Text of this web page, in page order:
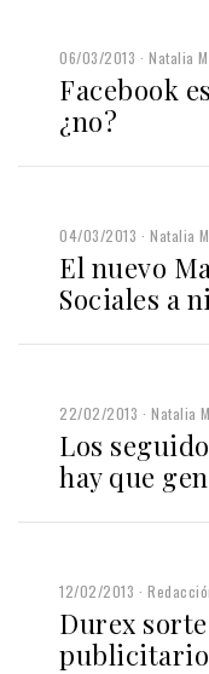
06/03/2013 Natalia
Facebook
¿no?
04/03/2013 Natalia
El nuevo
Sociales a
22/02/2013 Natalia
Los
hay que
12/02/2013
Durex